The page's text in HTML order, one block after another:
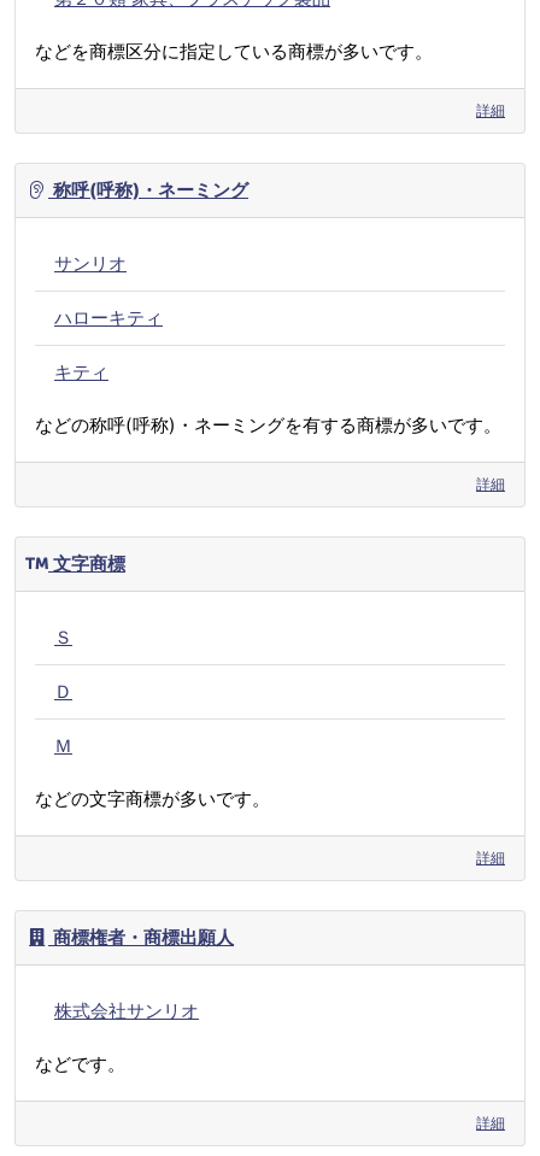
などを商標区分に指定している商標が多いです。
詳細
称呼(呼称)・ネーミング
サンリオ
ハローキティ
キティ
などの称呼(呼称)・ネーミングを有する商標が多いです。
詳細
文字商標
Ｓ
Ｄ
Ｍ
などの文字商標が多いです。
詳細
商標権者・商標出願人
株式会社サンリオ
などです。
詳細